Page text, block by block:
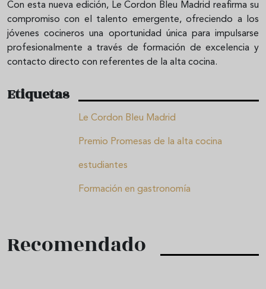
Con esta nueva edición, Le Cordon Bleu Madrid reafirma su
compromiso con el talento emergente, ofreciendo a los
jóvenes cocineros una oportunidad única para impulsarse
profesionalmente a través de formación de excelencia y
contacto directo con referentes de la alta cocina.
Etiquetas
Le Cordon Bleu Madrid
Premio Promesas de la alta cocina
estudiantes
Formación en gastronomía
Recomendado